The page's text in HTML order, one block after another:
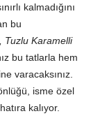
kalmadığını
bu
Tuzlu Karamelli
bu tatlarla hem
varacaksınız.
isme özel
kalıyor.